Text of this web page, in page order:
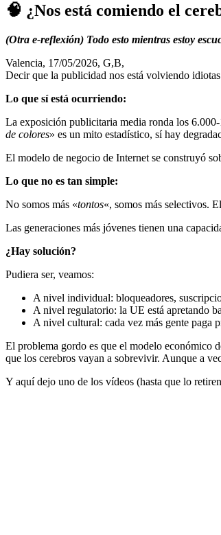
🧠 ¿Nos está comiendo el
(Otra e-reflexión) Todo esto mientras estoy
Valencia, 17/05/2026, G,B,
Decir que la publicidad nos está volviendo
Lo que sí está ocurriendo:
La exposición publicitaria media ronda los
de colores» es un mito estadístico, sí hay
El modelo de negocio de Internet se construyó
Lo que no es tan simple:
No somos más «tontos«, somos más selectivos.
Las generaciones más jóvenes tienen una
¿Hay solución?
Pudiera ser, veamos:
A nivel individual: bloqueadores,
A nivel regulatorio: la UE está apretando
A nivel cultural: cada vez más gente paga
El problema gordo es que el modelo económico
que los cerebros vayan a sobrevivir. Aunque a
Y aquí dejo uno de los vídeos (hasta que lo